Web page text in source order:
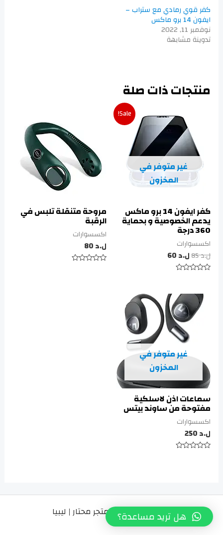
كفر قوي رمادي مع ستراب –
ايفون 14 برو ماكس
نوفمبر 11, 2022
تدوينة مشابهة
منتجات ذات صلة
Sale!
غير متوفر في
المخزون
كفر ايفون 14 برو ماكس
يدعم الخصوصية و بحماية
360 درجة
اكسسوارات
ل.د85 ل.د
من
مروحة متنقلة تلبس في
الرقبة
اكسسوارات
ل.د
غير متوفر في
المخزون
سماعات اذن لاسلكية
مفتوحة من ساوند بيتس
اكسسوارات
ل.د
Copyright © 2026 متجر محتار | ليبيا
هل تريد مساعدة؟